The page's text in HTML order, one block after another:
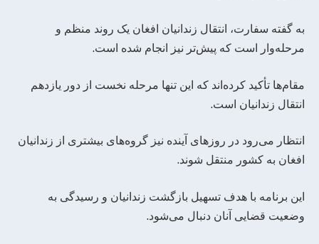
به گفته سفارت، انتقال زندانیان افغان یک روند منظم و
مرحله‌وار است که پیش‌تر نیز انجام شده است.
مقام‌ها تأکید کرده‌اند که این تنها مرحله نخست از دور یازدهم
انتقال زندانیان است.
انتظار می‌رود در روزهای آینده نیز گروه‌های بیشتری از زندانیان
افغان به کشور منتقل شوند.
این برنامه با هدف تسهیل بازگشت زندانیان و رسیدگی به
وضعیت قضایی آنان دنبال می‌شود.